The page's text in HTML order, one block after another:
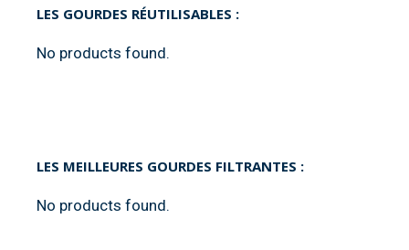
LES GOURDES RÉUTILISABLES :
No products found.
LES MEILLEURES GOURDES FILTRANTES :
No products found.